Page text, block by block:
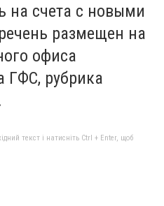
на счета с новыми
размещен на
офиса
ГФС, рубрика
текст і натисніть Ctrl + Enter, щоб